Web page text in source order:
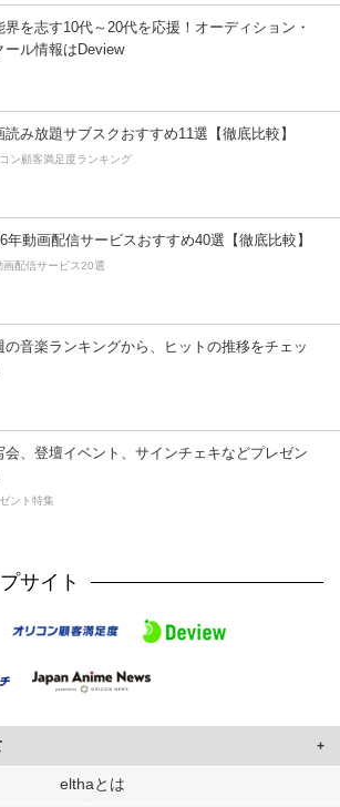
界を志す10代～20代を応援！オーディション・
ール情報はDeview
読み放題サブスクおすすめ11選【徹底比較】
ン顧客満足度ランキング
年動画配信サービスおすすめ40選【徹底比較】
画配信サービス20選
の音楽ランキングから、ヒットの推移をチェッ
会、登壇イベント、サインチェキなどプレゼン
ント特集
サイト
使用して、ユーザーに合わせたコンテンツや広告の
elthaとは